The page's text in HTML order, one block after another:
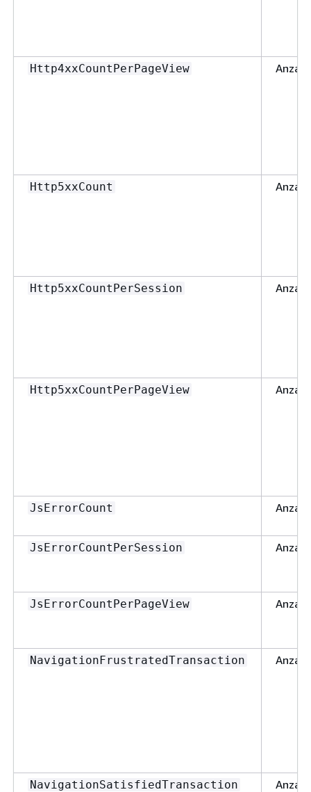
Http4xxCountPerPageView Anzahl
Http5xxCount Anzahl
Http5xxCountPerSession Anzahl
Http5xxCountPerPageView Anzahl
JsErrorCount Anzahl
JsErrorCountPerSession Anzahl
JsErrorCountPerPageView Anzahl
NavigationFrustratedTransaction Anzahl
NavigationSatisfiedTransaction Anzahl